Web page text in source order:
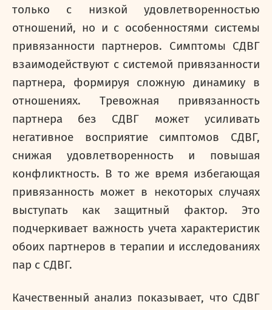
только с низкой удовлетворенностью
отношений, но и с особенностями системы
привязанности партнеров. Симптомы СДВГ
взаимодействуют с системой привязанности
партнера, формируя сложную динамику в
отношениях. Тревожная привязанность
партнера без СДВГ может усиливать
негативное восприятие симптомов СДВГ,
снижая удовлетворенность и повышая
конфликтность. В то же время избегающая
привязанность может в некоторых случаях
выступать как защитный фактор. Это
подчеркивает важность учета характеристик
обоих партнеров в терапии и исследованиях
пар с СДВГ.
Качественный анализ показывает, что СДВГ